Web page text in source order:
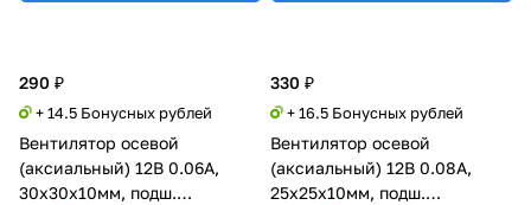
290 ₽
+ 14.5 Бонусных рублей
Вентилятор осевой
(аксиальный) 12В 0.06А,
30х30х10мм, подш.
330 ₽
+ 16.5 Бонусных рублей
Вентилятор осевой
(аксиальный) 12В 0.08А,
25х25х10мм, подш.